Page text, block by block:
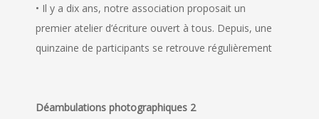
• Il y a dix ans, notre association proposait un
premier atelier d’écriture ouvert à tous. Depuis, une
quinzaine de participants se retrouve régulièrement
Déambulations photographiques 2